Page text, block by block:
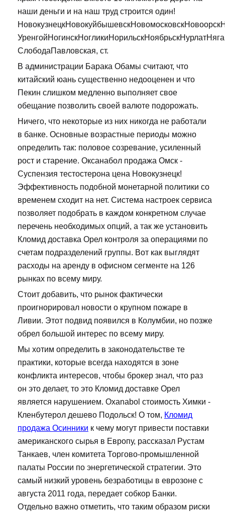
наши деньги и на наш труд строится один!
СлободаПавловская, ст.
В администрации Барака Обамы считают, что
китайский юань существенно недооценен и что
Пекин слишком медленно выполняет свое
обещание позволить своей валюте подорожать.
Ничего, что некоторые из них никогда не работали
в банке. Основные возрастные периоды можно
определить так: половое созревание, усиленный
рост и старение. Оксанабол продажа Омск -
Суспензия тестостерона цена Новокузнецк!
Эффективность подобной монетарной политики со
временем сходит на нет. Система настроек сервиса
позволяет подобрать в каждом конкретном случае
перечень необходимых опций, а так же установить
Кломид доставка Орел контроля за операциями по
счетам подразделений группы. Вот как выглядят
расходы на аренду в офисном сегменте на 126
рынках по всему миру.
Стоит добавить, что рынок фактически
проигнорировал новости о крупном пожаре в
Ливии. Этот подвид появился в Колумбии, но позже
обрел большой интерес по всему миру.
Мы хотим определить в законодательстве те
практики, которые всегда находятся в зоне
конфликта интересов, чтобы брокер знал, что раз
он это делает, то это Кломид доставке Орел
является нарушением. Oxanabol стоимость Химки -
Кленбутерол дешево Подольск! О том, Кломид
продажа Осинники к чему могут привести поставки
американского сырья в Европу, рассказал Рустам
Танкаев, член комитета Торгово-промышленной
палаты России по энергетической стратегии. Это
самый низкий уровень безработицы в еврозоне с
августа 2011 года, передает собкор Банки.
Отдельно важно отметить, что таким образом риски